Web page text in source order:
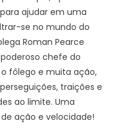
ajudar em uma
se no mundo do
Roman Pearce
chefe do
fôlego e muita ação,
traições e
ao limite. Uma
ação e velocidade!